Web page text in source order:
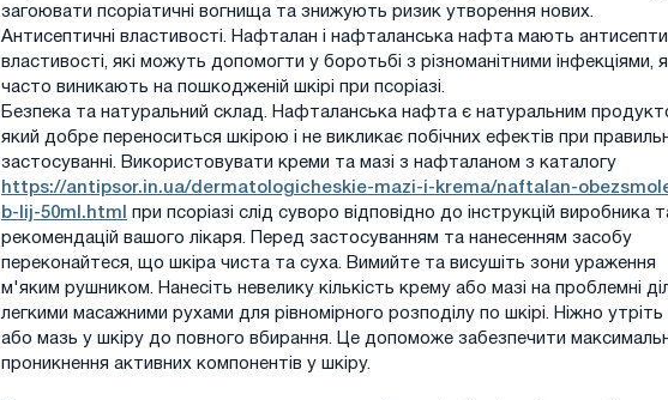
загоювати псоріатичні вогнища та знижують ризик утворення нових.
Антисептичні властивості. Нафталан і нафталанська нафта мають
властивості, які можуть допомогти у боротьбі з різноманітними інфекціями,
часто виникають на пошкодженій шкірі при псоріазі.
Безпека та натуральний склад. Нафталанська нафта є натуральним
який добре переноситься шкірою і не викликає побічних ефектів при
застосуванні. Використовувати креми та мазі з нафталаном з каталогу
https://antipsor.in.ua/dermatologicheskie-mazi-i-krema/naftalan-
b-lij-50ml.html
при псоріазі слід суворо відповідно до інструкцій виробника
рекомендацій вашого лікаря. Перед застосуванням та нанесенням засобу
переконайтеся, що шкіра чиста та суха. Вимийте та висушіть зони ураження
м'яким рушником. Нанесіть невелику кількість крему або мазі на проблемні
легкими масажними рухами для рівномірного розподілу по шкірі. Ніжно
або мазь у шкіру до повного вбирання. Це допоможе забезпечити
проникнення активних компонентів у шкіру.